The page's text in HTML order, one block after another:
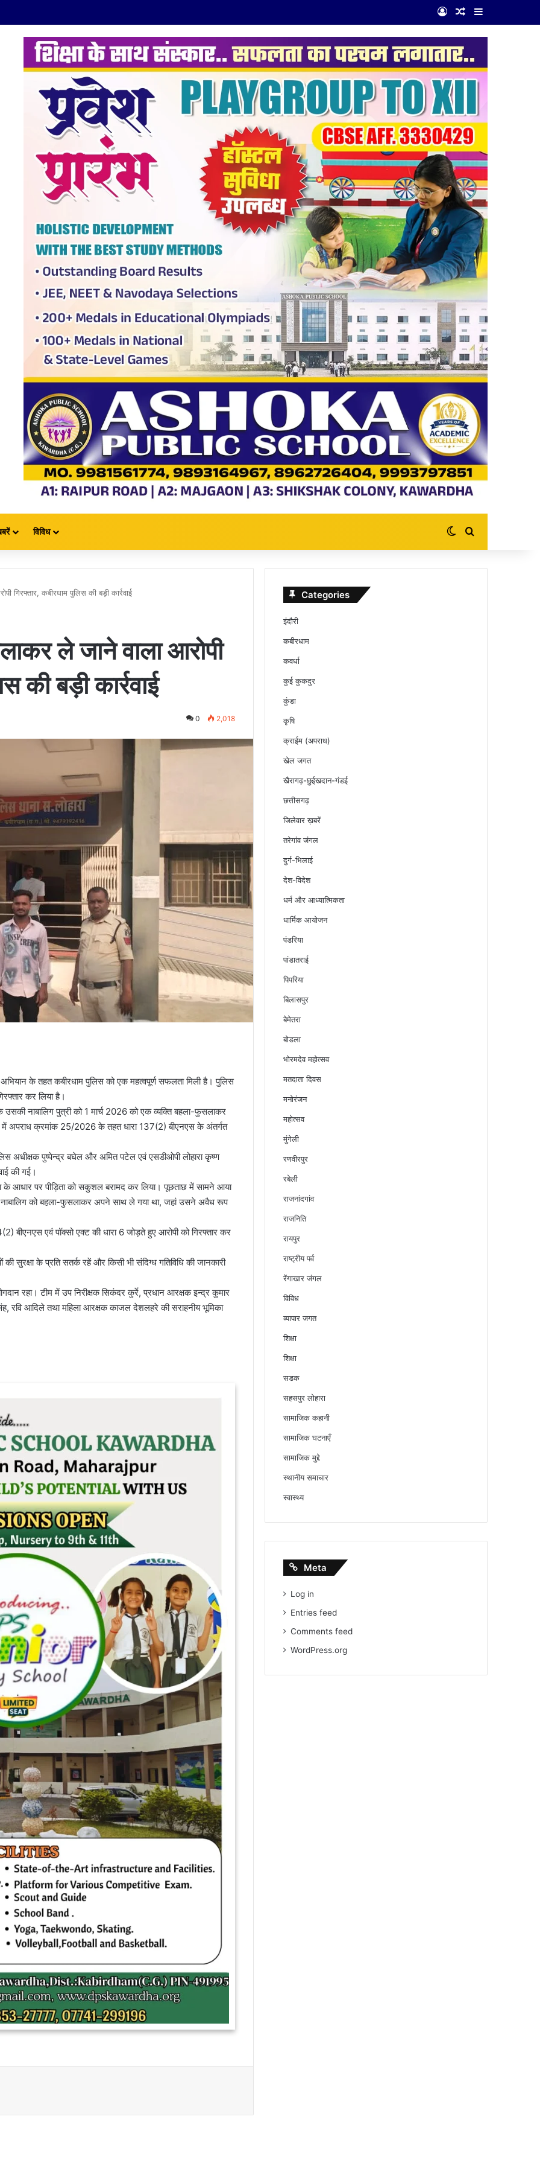
Log InRandom Article
Sidebar
विविध Switch skin
Search for
गिरफ्तार, कबीरधाम पुलिस की बड़ी कार्रवाई
ले जाने वाला आरोपी
की बड़ी कार्रवाई
0 2,018
के तहत कबीरधाम पुलिस को एक महत्वपूर्ण सफलता मिली है। पुलिस
कर लिया है।
उसकी नाबालिग पुत्री को 1 मार्च 2026 को एक व्यक्ति बहला-फुसलाकर
में अपराध क्रमांक 25/2026 के तहत धारा 137(2) बीएनएस के अंतर्गत
अधीक्षक पुष्पेन्द्र बघेल और अमित पटेल एवं एसडीओपी लोहारा कृष्ण
की गई।
के आधार पर पीड़िता को सकुशल बरामद कर लिया। पूछताछ में सामने आया
नाबालिग को बहला-फुसलाकर अपने साथ ले गया था, जहां उसने अवैध रूप
बीएनएस एवं पॉक्सो एक्ट की धारा 6 जोड़ते हुए आरोपी को गिरफ्तार कर
सुरक्षा के प्रति सतर्क रहें और किसी भी संदिग्ध गतिविधि की जानकारी
रहा। टीम में उप निरीक्षक सिकंदर कुर्रे, प्रधान आरक्षक इन्द्र कुमार
रवि आदिले तथा महिला आरक्षक काजल देशलहरे की सराहनीय भूमिका
Categories
इंदौरी
कबीरधाम
कवर्धा
कुई कुकदुर
कुंडा
कृषि
क्राईम (अपराध)
खेल जगत
खैरागढ़-छुईखदान-गंडई
छत्तीसगढ़
जिलेवार ख़बरें
तरेगांव जंगल
दुर्ग-भिलाई
देश-विदेश
धर्म और आध्यात्मिकता
धार्मिक आयोजन
पंडरिया
पांडातराई
पिपरिया
बिलासपुर
बेमेतरा
बोडला
भोरमदेव महोत्सव
मतदाता दिवस
मनोरंजन
महोत्सव
मुंगेली
रणवीरपुर
रबेली
राजनांदगांव
राजनिति
रायपुर
राष्ट्रीय पर्व
रेंगाखार जंगल
विविध
व्यापार जगत
शिक्षा
शिक्षा
सडक
सहसपुर लोहारा
सामाजिक कहानी
सामाजिक घटनाएँ
सामाजिक मुद्दे
स्थानीय समाचार
स्वास्थ्य
Meta
Log in
Entries feed
Comments feed
WordPress.org